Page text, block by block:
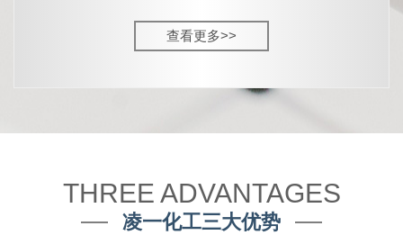
查看更多>>
THREE ADVANTAGES
凌一化工三大优势